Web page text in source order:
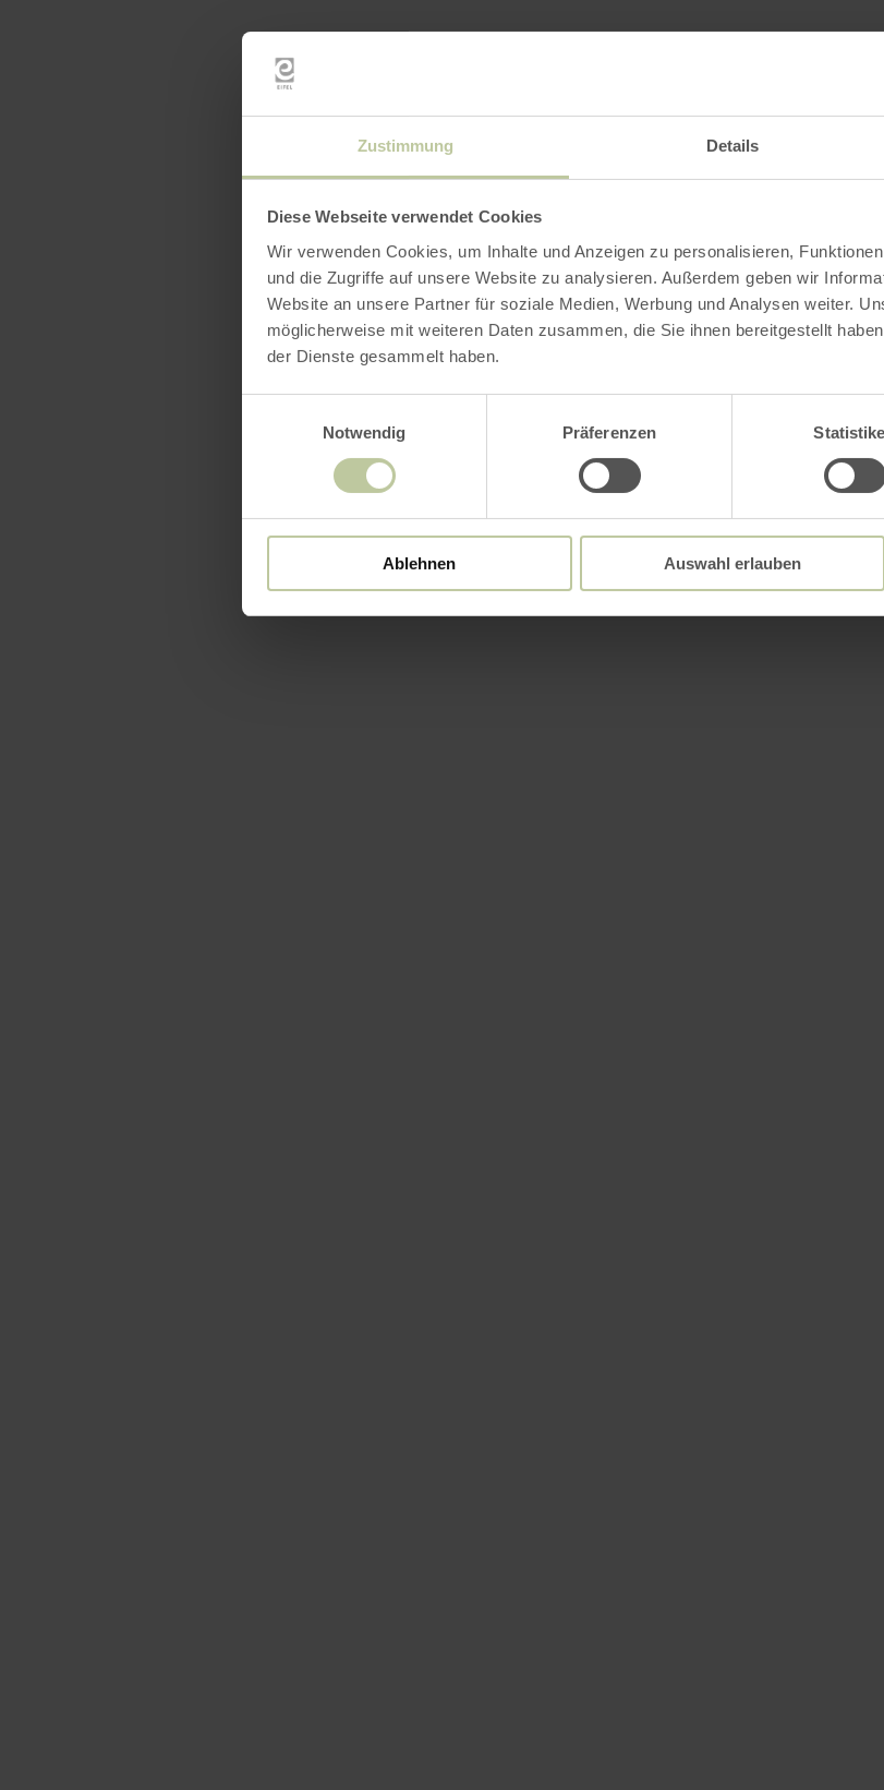
Zustimmung Details
Diese Webseite verwendet Cookies
Wir verwenden Cookies, um Inhalte und Anzeigen zu personalisieren,
und die Zugriffe auf unsere Website zu analysieren. Außerdem geben wir
Website an unsere Partner für soziale Medien, Werbung und Analysen weiter.
möglicherweise mit weiteren Daten zusammen, die Sie ihnen bereitgestellt
der Dienste gesammelt haben.
Notwendig
Präferenzen
Ablehnen Auswahl erlauben